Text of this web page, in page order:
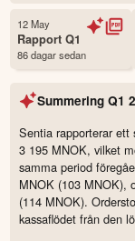
Första handelsdag
Antal ägare Avanza
Källa:Börsdata
12 May
RapportQ1
86 dagar sedan
Summering Q1
Sentia rapporterar ett
3 195 MNOK, vilket
samma period
MNOK (103 MNOK),
(114 MNOK).
kassaflödet från den